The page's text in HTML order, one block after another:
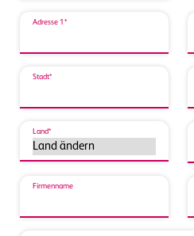
Adresse 1*
Stadt*
Land*
Firmenname